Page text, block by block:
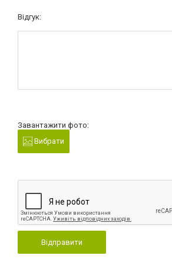
Відгук:
Завантажити фото:
Вибрати
Відправити